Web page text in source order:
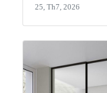
25, Th7, 2026